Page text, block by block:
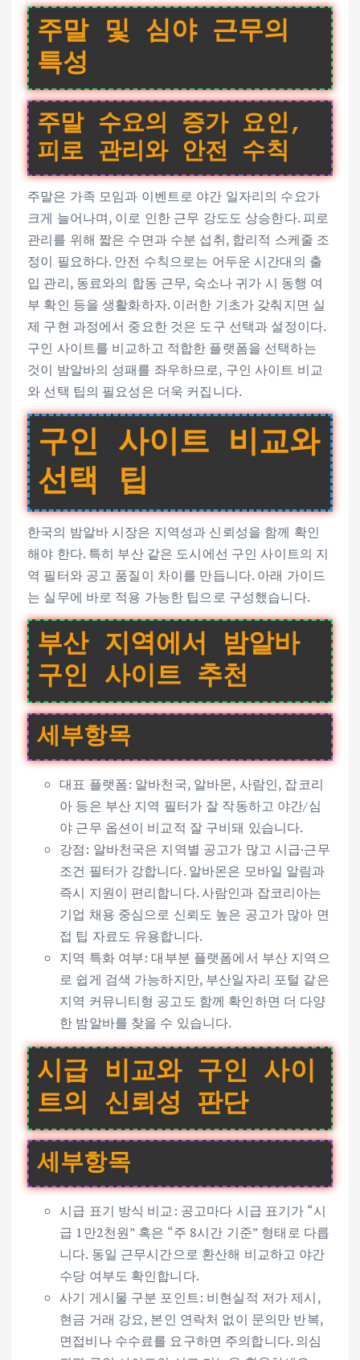
주말 및 심야 근무의
특성
주말 수요의 증가 요인,
피로 관리와 안전 수칙
주말은 가족 모임과 이벤트로 야간 일자리의 수요가
크게 늘어나며, 이로 인한 근무 강도도 상승한다. 피로
관리를 위해 짧은 수면과 수분 섭취, 합리적 스케줄 조
정이 필요하다. 안전 수칙으로는 어두운 시간대의 출
입 관리, 동료와의 합동 근무, 숙소나 귀가 시 동행 여
부 확인 등을 생활화하자. 이러한 기초가 갖춰지면 실
제 구현 과정에서 중요한 것은 도구 선택과 설정이다.
구인 사이트를 비교하고 적합한 플랫폼을 선택하는
것이 밤알바의 성패를 좌우하므로, 구인 사이트 비교
와 선택 팁의 필요성은 더욱 커집니다.
구인 사이트 비교와
선택 팁
한국의 밤알바 시장은 지역성과 신뢰성을 함께 확인
해야 한다. 특히 부산 같은 도시에선 구인 사이트의 지
역 필터와 공고 품질이 차이를 만듭니다. 아래 가이드
는 실무에 바로 적용 가능한 팁으로 구성했습니다.
부산 지역에서 밤알바
구인 사이트 추천
세부항목
대표 플랫폼: 알바천국, 알바몬, 사람인, 잡코리
아 등은 부산 지역 필터가 잘 작동하고 야간/심
야 근무 옵션이 비교적 잘 구비돼 있습니다.
강점: 알바천국은 지역별 공고가 많고 시급·근무
조건 필터가 강합니다. 알바몬은 모바일 알림과
즉시 지원이 편리합니다. 사람인과 잡코리아는
기업 채용 중심으로 신뢰도 높은 공고가 많아 면
접 팁 자료도 유용합니다.
지역 특화 여부: 대부분 플랫폼에서 부산 지역으
로 쉽게 검색 가능하지만, 부산일자리 포털 같은
지역 커뮤니티형 공고도 함께 확인하면 더 다양
한 밤알바를 찾을 수 있습니다.
시급 비교와 구인 사이
트의 신뢰성 판단
세부항목
시급 표기 방식 비교: 공고마다 시급 표기가 “시
급 1만2천원” 혹은 “주 8시간 기준” 형태로 다릅
니다. 동일 근무시간으로 환산해 비교하고 야간
수당 여부도 확인합니다.
사기 게시물 구분 포인트: 비현실적 저가 제시,
현금 거래 강요, 본인 연락처 없이 문의만 반복,
면접비나 수수료를 요구하면 주의합니다. 의심